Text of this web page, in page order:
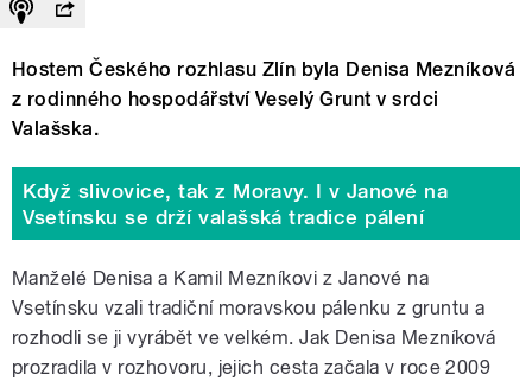
Hostem Českého rozhlasu Zlín byla Denisa Mezníková
z rodinného hospodářství Veselý Grunt v srdci
Valašska.
Když slivovice, tak z Moravy. I v Janové na
Vsetínsku se drží valašská tradice pálení
Manželé Denisa a Kamil Mezníkovi z Janové na
Vsetínsku vzali tradiční moravskou pálenku z gruntu a
rozhodli se ji vyrábět ve velkém. Jak Denisa Mezníková
prozradila v rozhovoru, jejich cesta začala v roce 2009